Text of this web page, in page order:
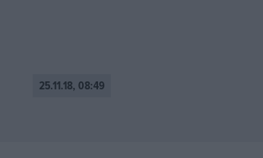
25.11.18, 08:49